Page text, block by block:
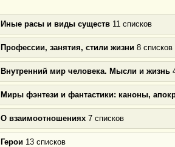
Иные расы и виды существ 11 списков
Профессии, занятия, стили жизни 8 списков
Внутренний мир человека. Мысли и жизнь
Миры фэнтези и фантастики: каноны,
О взаимоотношениях 7 списков
Герои 13 списков